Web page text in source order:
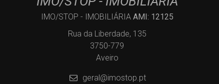
IMO/STOP - IMOBILIÁRIA AMI: 12125
Rua da Liberdade, 135
3750-779
Aveiro
geral@imostop.pt